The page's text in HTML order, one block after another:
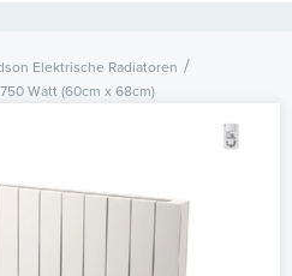
Elektrische Radiatoren
Watt (60cm x 68cm)